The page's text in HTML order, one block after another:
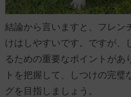
結論から言いますと、フレン
けはしやすいです。ですが、
るための重要なポイントがあ
トを把握して、しつけの完璧
グを目指しましょう。